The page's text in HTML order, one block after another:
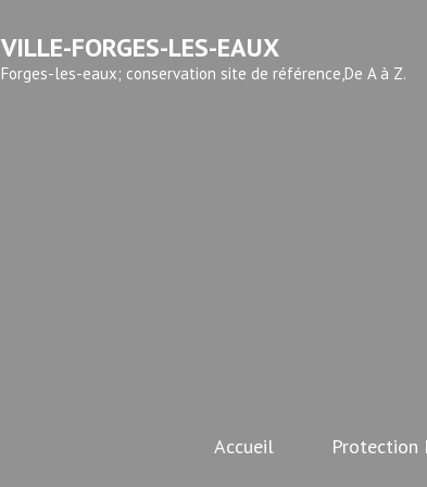
VILLE-FORGES-LES-EAUX
Forges-les-eaux; conservation site de référence,De A à Z.
Accueil Protection